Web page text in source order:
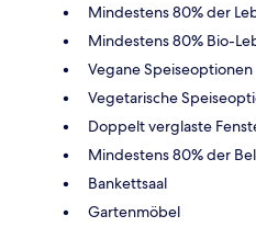
Mindestens 80% der
Mindestens 80% Bio-
Vegane Speiseoptionen
Vegetarische
Doppelt verglaste
Mindestens 80% der
Bankettsaal
Gartenmöbel